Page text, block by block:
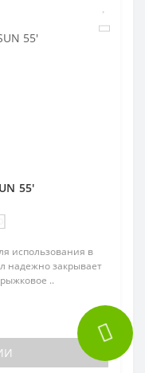
55'
использования в
надежно закрывает
..